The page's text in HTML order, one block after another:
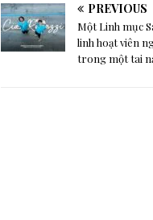
PREVIOUS
Một Linh mục
linh hoạt viên
trong một tai